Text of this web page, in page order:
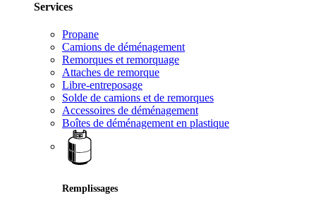
Services
Propane
Camions de déménagement
Remorques et remorquage
Attaches de remorque
Libre-entreposage
Solde de camions et de remorques
Accessoires de déménagement
Boîtes de déménagement en plastique
Remplissages